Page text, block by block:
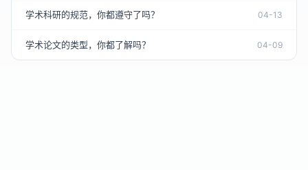
学术科研的规范，你都遵守了吗？ 04-13
学术论文的类型，你都了解吗？ 04-09